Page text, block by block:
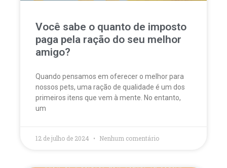
Você sabe o quanto de imposto
paga pela ração do seu melhor
amigo?
Quando pensamos em oferecer o melhor para
nossos pets, uma ração de qualidade é um dos
primeiros itens que vem à mente. No entanto,
um
12 de julho de 2024 Nenhum comentário